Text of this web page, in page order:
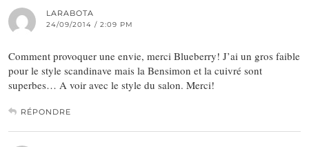
LARABOTA
24/09/2014 / 2:09 PM
Comment provoquer une envie, merci Blueberry! J’ai un gros faible
pour le style scandinave mais la Bensimon et la cuivré sont
superbes… A voir avec le style du salon. Merci!
RÉPONDRE